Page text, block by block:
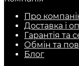
Про
Доставка і
Гарантія та
Обмін та
Блог